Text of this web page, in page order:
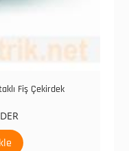
Fiş Çekirdek